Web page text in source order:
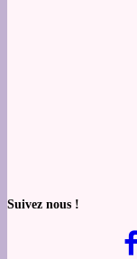
Suivez nous !